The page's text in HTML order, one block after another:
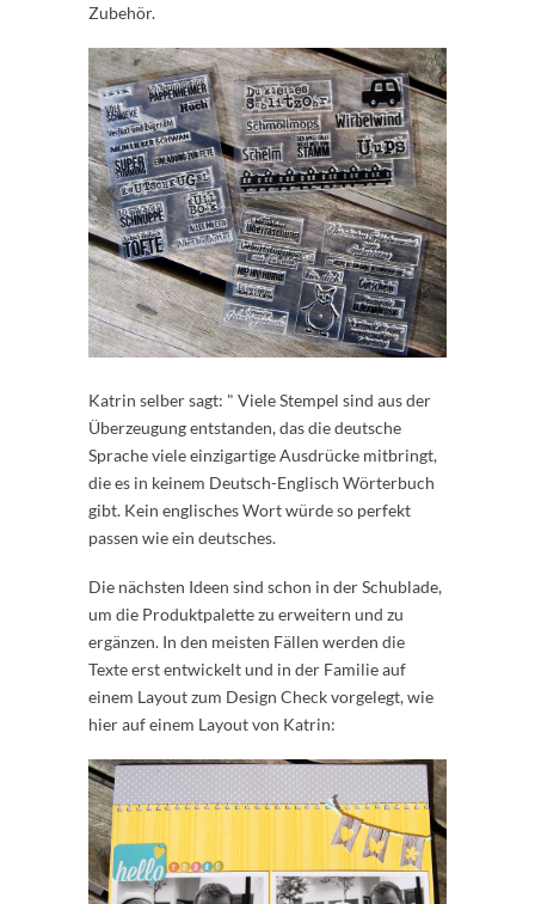
Zubehör.
Katrin selber sagt: " Viele Stempel sind aus der
Überzeugung entstanden, das die deutsche
Sprache viele einzigartige Ausdrücke mitbringt,
die es in keinem Deutsch-Englisch Wörterbuch
gibt. Kein englisches Wort würde so perfekt
passen wie ein deutsches.
Die nächsten Ideen sind schon in der Schublade,
um die Produktpalette zu erweitern und zu
ergänzen. In den meisten Fällen werden die
Texte erst entwickelt und in der Familie auf
einem Layout zum Design Check vorgelegt, wie
hier auf einem Layout von Katrin: